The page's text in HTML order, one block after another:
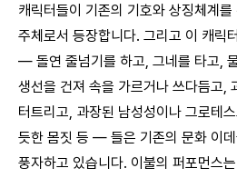
캐릭터들이 기존의 기호와 상징체계
주체로서 등장합니다. 그리고 이 캐릭
― 돌연 줄넘기를 하고, 그네를 타고,
생선을 건져 속을 가르거나 쓰다듬고,
터트리고, 과장된 남성성이나 그로테
듯한 몸짓 등 ― 들은 기존의 문화 이
풍자하고 있습니다. 이불의 퍼포먼스